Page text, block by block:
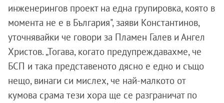
инженерингов проект на една групировка, която в
момента не е в България", заяви Константинов,
уточнявайки че говори за Пламен Галев и Ангел
Христов. „Тогава, когато предупреждавахме, че
БСП и така представеното дясно е едно и също
нещо, винаги си мислех, че най-малкото от
кумова срама тези хора ще се разграничат по